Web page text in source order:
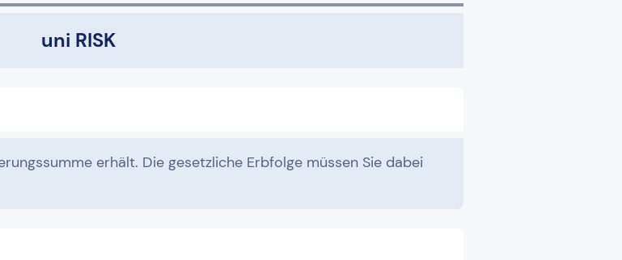
uni RISK
erhält. Die gesetzliche Erbfolge müssen Sie dabei